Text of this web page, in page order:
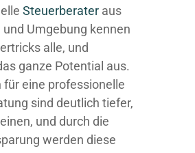
Steuerberater aus
Umgebung kennen
alle, und
ganze Potential aus.
für eine professionelle
sind deutlich tiefer,
und durch die
werden diese